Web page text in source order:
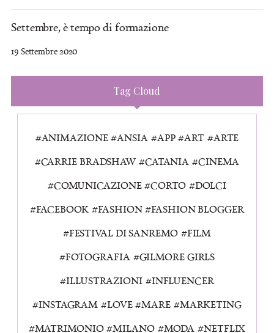
Settembre, è tempo di formazione
19 Settembre 2020
Tag Cloud
ANIMAZIONE ANSIA APP ART
ARTE
CARRIE BRADSHAW
CATANIA
CINEMA
COMUNICAZIONE
CORTO
DOLCI
FACEBOOK
FASHION
FASHION BLOGGER
FESTIVAL DI SANREMO
FILM
FOTOGRAFIA
GILMORE GIRLS
ILLUSTRAZIONI
INFLUENCER
INSTAGRAM
LOVE MARE
MARKETING
MATRIMONIO
MILANO MODA NETFLIX